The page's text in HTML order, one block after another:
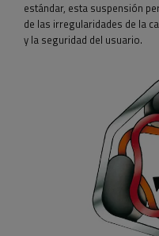
estándar, esta suspensión
de las irregularidades de la
y la seguridad del usuario.